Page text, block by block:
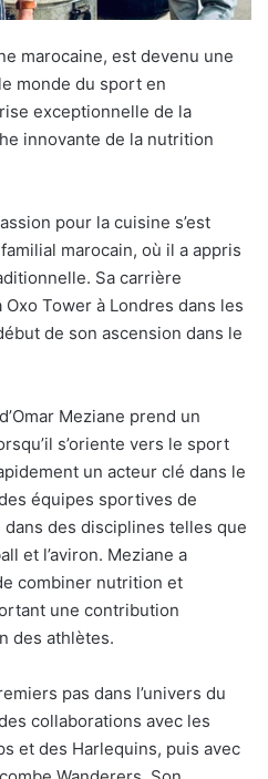
marocaine, est devenu une
monde du sport en
exceptionnelle de la
innovante de la nutrition
pour la cuisine s’est
marocain, où il a appris
Sa carrière
Tower à Londres dans les
de son ascension dans le
Meziane prend un
s’oriente vers le sport
un acteur clé dans le
équipes sportives de
des disciplines telles que
et l’aviron. Meziane a
combiner nutrition et
une contribution
des athlètes.
pas dans l’univers du
collaborations avec les
et des Harlequins, puis avec